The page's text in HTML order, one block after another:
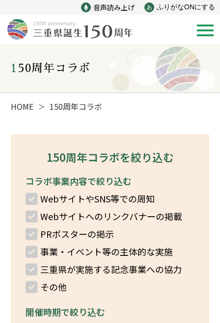
音声読み上げ あ ふりがなONにする
新着情報
みえ150年の歩み
災害 戦争
インフラ 偉人
イベント
150周年コラボ
150周年コラボ
HOME ＞ 150周年コラボ
150周年コラボを絞り込む
コラボ事業内容で絞り込む
WebサイトやSNS等での周知
Webサイトへのリンクバナーの掲載
PRポスターの掲示
事業・イベント等の主体的な実施
三重県が実施する記念事業への協力
その他
開催時期で絞り込む